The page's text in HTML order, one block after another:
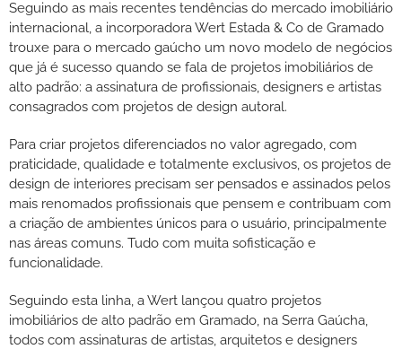
Seguindo as mais recentes tendências do mercado imobiliário
internacional, a incorporadora Wert Estada & Co de Gramado
trouxe para o mercado gaúcho um novo modelo de negócios
que já é sucesso quando se fala de projetos imobiliários de
alto padrão: a assinatura de profissionais, designers e artistas
consagrados com projetos de design autoral.
Para criar projetos diferenciados no valor agregado, com
praticidade, qualidade e totalmente exclusivos, os projetos de
design de interiores precisam ser pensados e assinados pelos
mais renomados profissionais que pensem e contribuam com
a criação de ambientes únicos para o usuário, principalmente
nas áreas comuns. Tudo com muita sofisticação e
funcionalidade.
Seguindo esta linha, a Wert lançou quatro projetos
imobiliários de alto padrão em Gramado, na Serra Gaúcha,
todos com assinaturas de artistas, arquitetos e designers